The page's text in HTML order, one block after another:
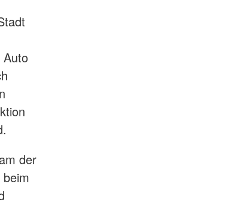
der